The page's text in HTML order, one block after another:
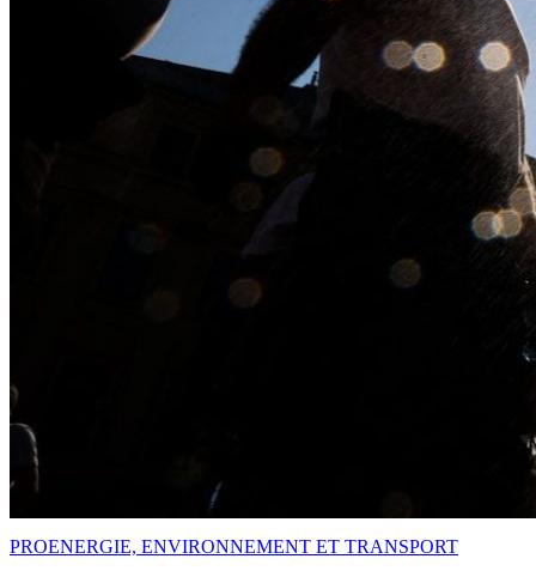
PROENERGIE, ENVIRONNEMENT ET TRANSPORT